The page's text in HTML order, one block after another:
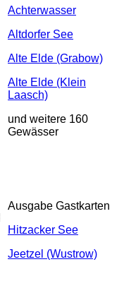
Achterwasser
Altdorfer See
Alte Elde (Grabow)
Alte Elde (Klein
Laasch)
und weitere 160
Gewässer
Ausgabe Gastkarten
Hitzacker See
Jeetzel (Wustrow)